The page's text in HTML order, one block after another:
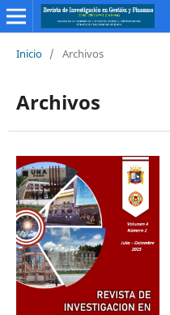
Inicio / Archivos
Archivos